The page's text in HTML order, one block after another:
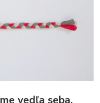
vedľa seba,